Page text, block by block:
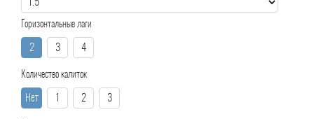
Горизонтальные лаги
2 3 4
Количество калиток
Нет 1 2 3